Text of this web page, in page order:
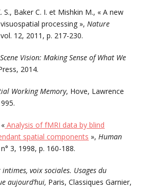
S., Baker C. I. et Mishkin M., « A new
processing »,Nature
vol. 12, 2011, p. 217-230.
Scene Vision: Making Sense of What We
2014.
Working Memory, Hove, Lawrence
Analysis of fMRI data by blind
spatial components », Human
3, 1998, p. 160-188.
intimes, voix sociales. Usages du
aujourd’hui, Paris, Classiques Garnier,